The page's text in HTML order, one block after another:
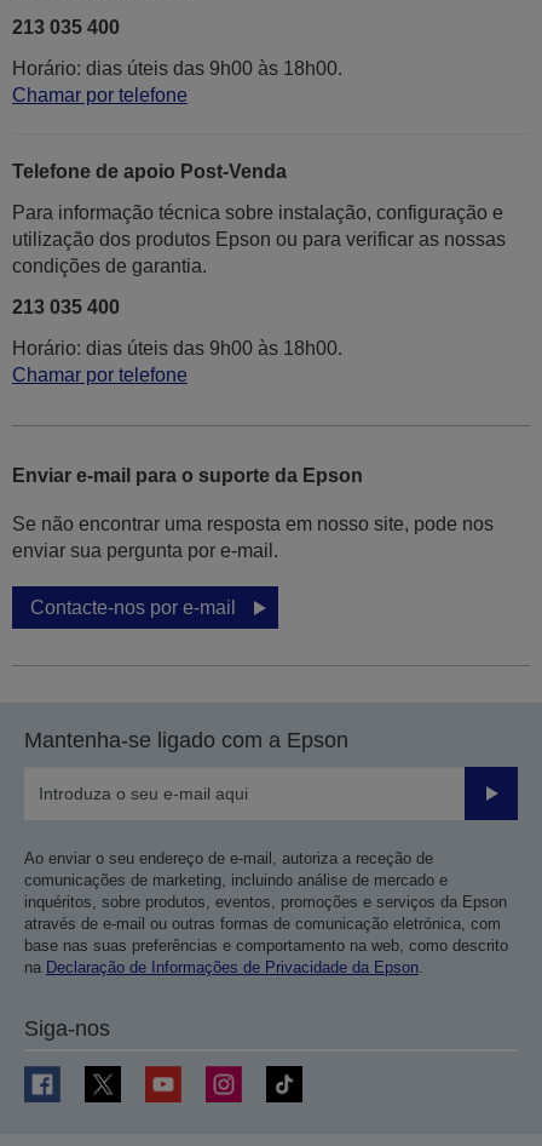
213 035 400
Horário: dias úteis das 9h00 às 18h00.
Chamar por telefone
Telefone de apoio Post-Venda
Para informação técnica sobre instalação, configuração e
utilização dos produtos Epson ou para verificar as nossas
condições de garantia.
213 035 400
Horário: dias úteis das 9h00 às 18h00.
Chamar por telefone
Enviar e-mail para o suporte da Epson
Se não encontrar uma resposta em nosso site, pode nos
enviar sua pergunta por e-mail.
Contacte-nos por e-mail
Mantenha-se ligado com a Epson
Enviar
Ao enviar o seu endereço de e-mail, autoriza a receção de
comunicações de marketing, incluindo análise de mercado e
inquéritos, sobre produtos, eventos, promoções e serviços da Epson
através de e-mail ou outras formas de comunicação eletrónica, com
base nas suas preferências e comportamento na web, como descrito
na Declaração de Informações de Privacidade da Epson.
Siga-nos